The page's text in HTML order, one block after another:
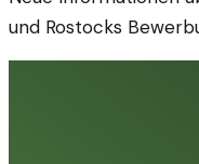
und Rostocks
Spiele stehen im
profitieren von neuen